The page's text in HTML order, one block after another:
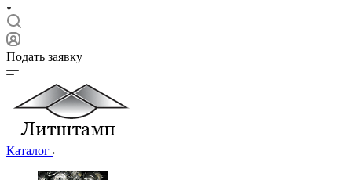
Подать заявку
Каталог